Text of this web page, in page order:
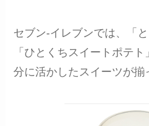
セブン-イレブンでは、「
「ひとくちスイートポテ
分に活かしたスイーツが揃